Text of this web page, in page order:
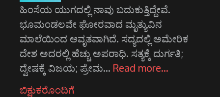
ಹಿಂಸೆಯ ಯುಗದಲ್ಲಿ ನಾವು ಬದುಕುತ್ತಿದ್ದೇವೆ.
ಭೂಮಂಡಲವೇ ಘೋರವಾದ ಮೃತ್ಯುವಿನ
ಮಾಲೆಯಿಂದ ಆವೃತವಾಗಿದೆ. ಸದ್ಯದಲ್ಲಿ ಅಮೇರಿಕ
ದೇಶ ಅದರಲ್ಲಿ ಹೆಚ್ಚು ಅಪರಾಧಿ. ಸತ್ಯಕ್ಕೆ ದುರ್ಗತಿ;
ದ್ವೇಷಕ್ಕೆ ವಿಜಯ; ಪ್ರೇಮ… Read more…
ಬಿಕ್ಷುಕರೊಂದಿಗೆ